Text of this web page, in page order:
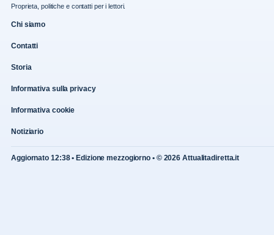
Proprieta, politiche e contatti per i lettori.
Chi siamo
Contatti
Storia
Informativa sulla privacy
Informativa cookie
Notiziario
Aggiornato 12:38 • Edizione mezzogiorno • © 2026 Attualitadiretta.it